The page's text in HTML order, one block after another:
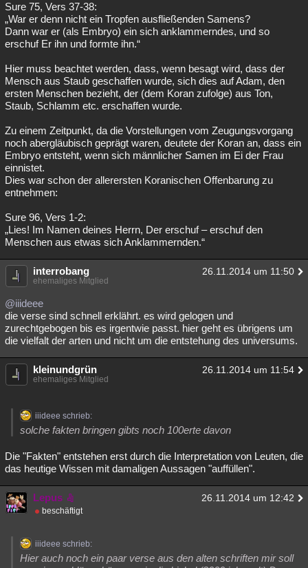
Sure 75, Vers 37-38:
„War er denn nicht ein Tropfen ausfließenden Samens?
Dann war er (als Embryo) ein sich anklammerndes, und so
erschuf Er ihn und formte ihn.“
Hier muss beachtet werden, dass, wenn besagt wird, dass der
Mensch aus Staub geschaffen wurde, sich dies auf Adam, den
ersten Menschen bezieht, der (dem Koran zufolge) aus Ton,
Staub, Schlamm etc. erschaffen wurde.
Zu einem Zeitpunkt, da die Vorstellungen vom Zeugungsvorgang
noch abergläubisch geprägt waren, deutete der Koran an, dass ein
Embryo entsteht, wenn sich männlicher Samen im Ei der Frau
einnistet.
Dies war schon der allerersten Koranischen Offenbarung zu
entnehmen:
Sure 96, Vers 1-2:
„Lies! Im Namen deines Herrn, Der erschuf – erschuf den
Menschen aus etwas sich Anklammernden.“
interrobang 26.11.2014 um 11:50
ehemaliges Mitglied
@iiideee
die verse sind schnell erklährt. es wird gelogen und
zurechtgebogen bis es irgentwie passt. hier geht es übrigens um
die vielfalt der arten und nicht um die entstehung des universums.
kleinundgrün 26.11.2014 um 11:54
ehemaliges Mitglied
iiideee schrieb:
solche fakten bringen gibts noch 100erte davon
Die "Fakten" entstehen erst durch die Interpretation von Leuten, die
das heutige Wissen mit damaligen Aussagen "auffüllen".
Lepus 26.11.2014 um 12:42
beschäftigt
iiideee schrieb:
Hier auch noch ein paar verse aus den alten schriften mir soll